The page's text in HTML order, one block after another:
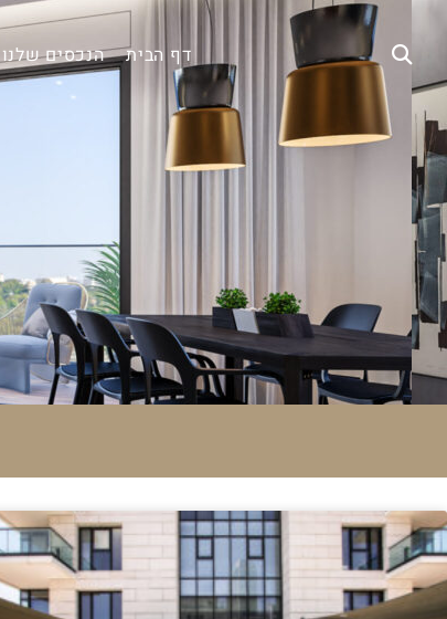
דף הבית הנכסים שלנו